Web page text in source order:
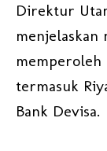
Direktur
menjelaskan
memperoleh
termasuk
Bank Devisa.